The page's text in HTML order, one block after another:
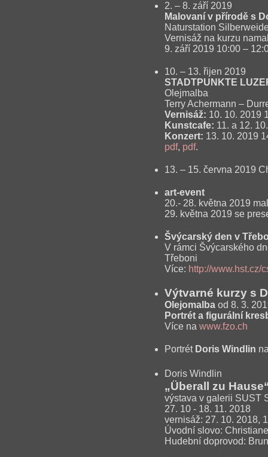
2. – 8. září 2019
Malovaní v přírodě s
Naturstation
Vernisáž na kurzu
9. září 2019 10:00 –
10. – 13. řijen 2019
STADTPUNKTE
Olejmalba
Terry Achermann –
Vernisáž: 10. 10. 2019
Kunstcafe: 11. a 12.
Konzert: 13. 10. 2019
pdf, pdf.
13. – 15. června 2019
art-event
20.- 28. května 2019
29. května 2019 se
Švýcarský den v
V rámci Švýcarského
Třeboni
Více: http://www.hst.cz/
Výtvarné kurzy s
Olejomalba od 8. 3.
Portrét a figurální
Více na www.fzo.ch
Portrét Doris Windlin
Doris Windlin
„Überall zu
výstava v galerii SUST
27. 10 - 18. 11. 2018
vernisáž: 27. 10. 2018,
Úvodní slovo:
Hudební doprovod: